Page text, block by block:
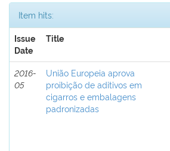
Item hits:
Issue
Date
Title
2016-
05
União Europeia aprova
proibição de aditivos em
cigarros e embalagens
padronizadas